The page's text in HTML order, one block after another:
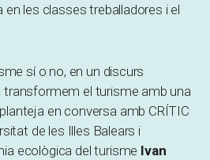
les classes treballadores i el
sí o no, en un discurs
el turisme amb una
en conversa amb CRÍTIC
de les Illes Balears i
ecològica del turisme Ivan